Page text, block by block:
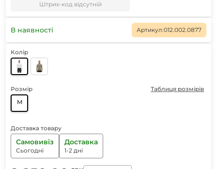
Штрих-код відсутній
В наявності Артикул:012.002.0877
Колір
Розмір
Таблиця розмірів
M
Доставка товару
Самовивіз
Сьогодні
Доставка
1-2 дні